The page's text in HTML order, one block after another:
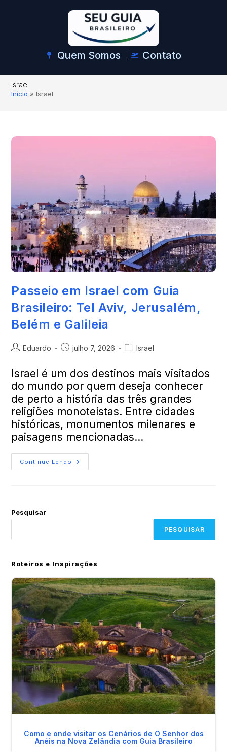
Quem Somos Contato
Israel
Início »Israel
Passeio em Israel com Guia
Brasileiro: Tel Aviv, Jerusalém,
Belém e Galileia
Eduardo julho 7, 2026 Israel
Israel é um dos destinos mais visitados
do mundo por quem deseja conhecer
de perto a história das três grandes
religiões monoteístas. Entre cidades
históricas, monumentos milenares e
paisagens mencionadas…
Continue Lendo
Pesquisar
PESQUISAR
Roteiros e Inspirações
Como e onde visitar os Cenários de O Senhor dos
Anéis na Nova Zelândia com Guia Brasileiro